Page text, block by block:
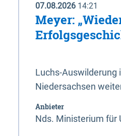
07.08.2026 14:21
Meyer:
Luchs-Auswilderung
Niedersachsen
Anbieter
Nds. Ministerium für